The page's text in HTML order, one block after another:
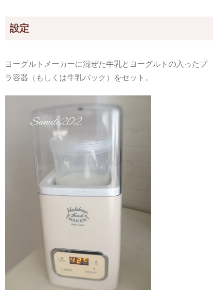
設定
ヨーグルトメーカーに混ぜた牛乳とヨーグルトの入ったプ
ラ容器（もしくは牛乳パック）をセット。